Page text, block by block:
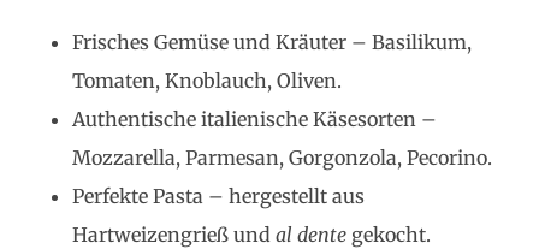
Frisches Gemüse und Kräuter – Basilikum,
Tomaten, Knoblauch, Oliven.
Authentische italienische Käsesorten –
Mozzarella, Parmesan, Gorgonzola, Pecorino.
Perfekte Pasta – hergestellt aus
Hartweizengrieß und al dente gekocht.